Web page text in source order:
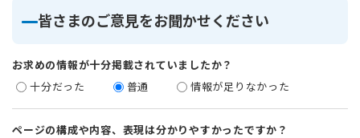
皆さまのご意見をお聞かせください
お求めの情報が十分掲載されていましたか？
十分だった
普通 情報が足りなかった
ページの構成や内容、表現は分かりやすかったですか？